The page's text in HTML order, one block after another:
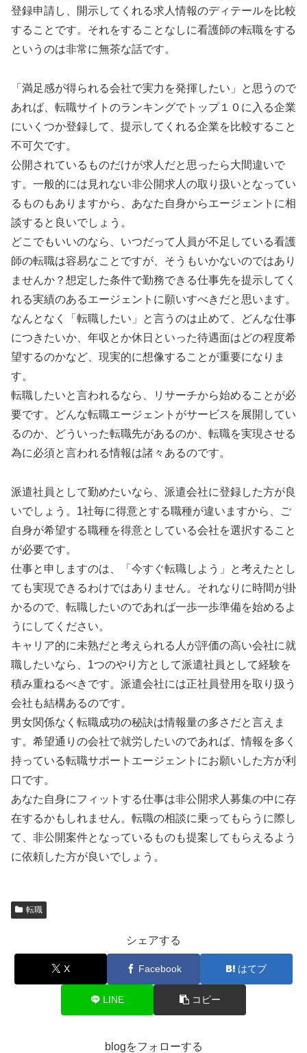
登録申請し、開示してくれる求人情報のディテールを比較
することです。それをすることなしに看護師の転職をする
というのは非常に無茶な話です。
「満足感が得られる会社で実力を発揮したい」と思うので
あれば、転職サイトのランキングでトップ１０に入る企業
にいくつか登録して、提示してくれる企業を比較すること
不可欠です。
公開されているものだけが求人だと思ったら大間違いで
す。一般的には見れない非公開求人の取り扱いとなってい
るものもありますから、あなた自身からエージェントに相
談すると良いでしょう。
どこでもいいのなら、いつだって人員が不足している看護
師の転職は容易なことですが、そうもいかないのではあり
ませんか？想定した条件で勤務できる仕事先を提示してく
れる実績のあるエージェントに願いすべきだと思います。
なんとなく「転職したい」と言うのは止めて、どんな仕事
につきたいか、年収とか休日といった待遇面はどの程度希
望するのかなど、現実的に想像することが重要になりま
す。
転職したいと言われるなら、リサーチから始めることが必
要です。どんな転職エージェントがサービスを展開してい
るのか、どういった転職先があるのか、転職を実現させる
為に必須と言われる情報は諸々あるのです。
派遣社員として勤めたいなら、派遣会社に登録した方が良
いでしょう。1社毎に得意とする職種が違いますから、ご
自身が希望する職種を得意としている会社を選択すること
が必要です。
仕事と申しますのは、「今すぐ転職しよう」と考えたとし
ても実現できるわけではありません。それなりに時間が掛
かるので、転職したいのであれば一歩一歩準備を始めるよ
うにしてください。
キャリア的に未熟だと考えられる人が評価の高い会社に就
職したいなら、1つのやり方として派遣社員として経験を
積み重ねるべきです。派遣会社には正社員登用を取り扱う
会社も結構あるのです。
男女関係なく転職成功の秘訣は情報量の多さだと言えま
す。希望通りの会社で就労したいのであれば、情報を多く
持っている転職サポートエージェントにお願いした方が利
口です。
あなた自身にフィットする仕事は非公開求人募集の中に存
在するかもしれません。転職の相談に乗ってもらうに際し
て、非公開案件となっているものも提案してもらえるよう
に依頼した方が良いでしょう。
転職
シェアする
X Facebook はてブ
LINE コピー
blogをフォローする